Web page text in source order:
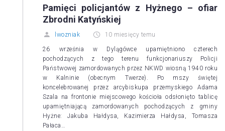
Pamięci policjantów z Hyżnego – ofiar
Zbrodni Katyńskiej
lwozniak 10 miesięcy temu
26 września w Dylągówce upamiętniono czterech
pochodzących z tego terenu funkcjonariuszy Policji
Państwowej zamordowanych przez NKWD wiosną 1940 roku
w Kalninie (obecnym Twerze). Po mszy świętej
koncelebrowanej przez arcybiskupa przemyskiego Adama
Szala na frontonie miejscowego kościoła odsłonięto tablicę
upamiętniającą zamordowanych pochodzących z gminy
Hyżne: Jakuba Hałdysa, Kazimierza Hałdysa, Tomasza
Pałaca…